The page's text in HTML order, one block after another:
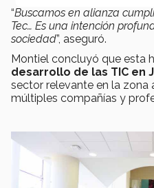
“Buscamos en alianza
Tec… Es una intención
sociedad”, aseguró.
Montiel concluyó que esta
desarrollo de las TIC en
sector relevante en la zona
múltiples compañías y